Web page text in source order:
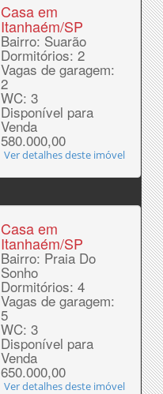
Casa em
Itanhaém/SP
Bairro: Suarão
Dormitórios: 2
Vagas de garagem:
2
WC: 3
Disponível para
Venda
580.000,00
Ver detalhes deste imóvel
Casa em
Itanhaém/SP
Bairro: Praia Do
Sonho
Dormitórios: 4
Vagas de garagem:
5
WC: 3
Disponível para
Venda
650.000,00
Ver detalhes deste imóvel